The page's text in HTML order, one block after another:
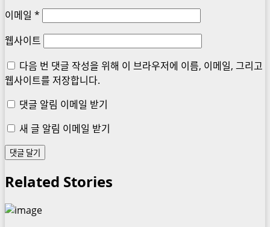
이메일 *
웹사이트
다음 번 댓글 작성을 위해 이 브라우저에 이름, 이메일, 그리고
웹사이트를 저장합니다.
댓글 알림 이메일 받기
새 글 알림 이메일 받기
Related Stories